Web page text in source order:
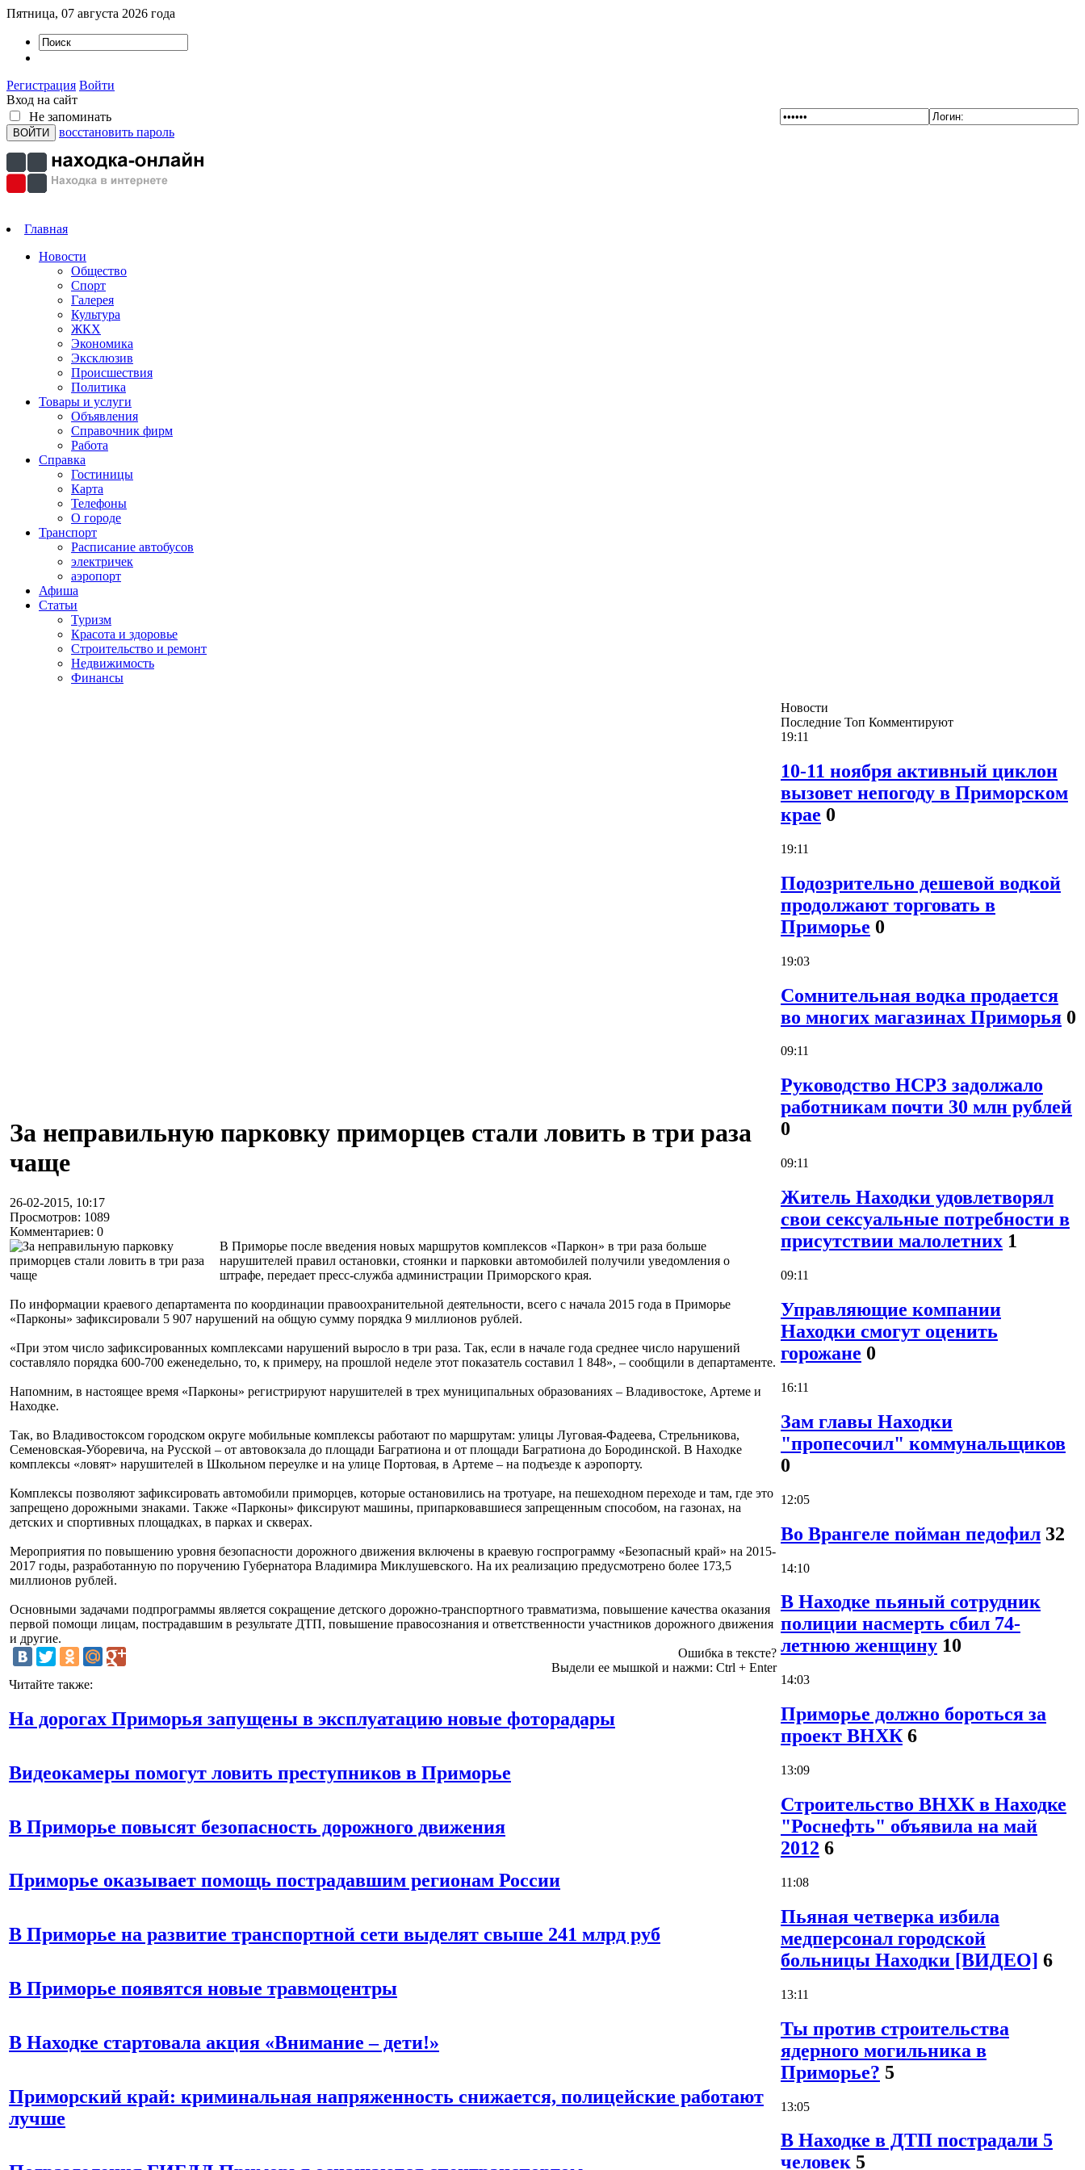
Пятница, 07 августа 2026 года
Регистрация Войти
Вход на сайт
Не запоминать
восстановить пароль
Главная
Новости
Общество
Спорт
Галерея
Культура
ЖКХ
Экономика
Эксклюзив
Проиcшествия
Политика
Товары и услуги
Объявления
Справочник фирм
Работа
Справка
Гостиницы
Карта
Телефоны
О городе
Транспорт
Расписание автобусов
электричек
аэропорт
Афиша
Статьи
Туризм
Красота и здоровье
Строительство и ремонт
Недвижимость
Финансы
За неправильную парковку приморцев стали ловить в три раза
чаще
26-02-2015, 10:17
Просмотров: 1089
Комментариев: 0
В Приморье после введения новых маршрутов комплексов «Паркон» в три раза больше
нарушителей правил остановки, стоянки и парковки автомобилей получили уведомления о
штрафе, передает пресс-служба администрации Приморского края.
По информации краевого департамента по координации правоохранительной деятельности, всего с начала 2015 года в Приморье
«Парконы» зафиксировали 5 907 нарушений на общую сумму порядка 9 миллионов рублей.
«При этом число зафиксированных комплексами нарушений выросло в три раза. Так, если в начале года среднее число нарушений
составляло порядка 600-700 еженедельно, то, к примеру, на прошлой неделе этот показатель составил 1 848», – сообщили в департаменте.
Напомним, в настоящее время «Парконы» регистрируют нарушителей в трех муниципальных образованиях – Владивостоке, Артеме и
Находке.
Так, во Владивостоксом городском округе мобильные комплексы работают по маршрутам: улицы Луговая-Фадеева, Стрельникова,
Семеновская-Уборевича, на Русской – от автовокзала до площади Багратиона и от площади Багратиона до Бородинской. В Находке
комплексы «ловят» нарушителей в Школьном переулке и на улице Портовая, в Артеме – на подъезде к аэропорту.
Комплексы позволяют зафиксировать автомобили приморцев, которые остановились на тротуаре, на пешеходном переходе и там, где это
запрещено дорожными знаками. Также «Парконы» фиксируют машины, припарковавшиеся запрещенным способом, на газонах, на
детских и спортивных площадках, в парках и скверах.
Мероприятия по повышению уровня безопасности дорожного движения включены в краевую госпрограмму «Безопасный край» на 2015-
2017 годы, разработанную по поручению Губернатора Владимира Миклушевского. На их реализацию предусмотрено более 173,5
миллионов рублей.
Основными задачами подпрограммы является сокращение детского дорожно-транспортного травматизма, повышение качества оказания
первой помощи лицам, пострадавшим в результате ДТП, повышение правосознания и ответственности участников дорожного движения
и другие.
Ошибка в тексте?
Выдели ее мышкой и нажми: Ctrl + Enter
Читайте также:
На дорогах Приморья запущены в эксплуатацию новые фоторадары
Видеокамеры помогут ловить преступников в Приморье
В Приморье повысят безопасность дорожного движения
Приморье оказывает помощь пострадавшим регионам России
В Приморье на развитие транспортной сети выделят свыше 241 млрд руб
В Приморье появятся новые травмоцентры
В Находке стартовала акция «Внимание – дети!»
Приморский край: криминальная напряженность снижается, полицейские работают
лучше
Новости
Последние Топ Комментируют
19:11
10-11 ноября активный циклон
вызовет непогоду в Приморском
крае 0
19:11
Подозрительно дешевой водкой
продолжают торговать в
Приморье 0
19:03
Сомнительная водка продается
во многих магазинах Приморья 0
09:11
Руководство НСРЗ задолжало
работникам почти 30 млн рублей
0
09:11
Житель Находки удовлетворял
свои сексуальные потребности в
присутствии малолетних 1
09:11
Управляющие компании
Находки смогут оценить
горожане 0
16:11
Зам главы Находки
"пропесочил" коммунальщиков
0
12:05
Во Врангеле пойман педофил 32
14:10
В Находке пьяный сотрудник
полиции насмерть сбил 74-
летнюю женщину 10
14:03
Приморье должно бороться за
проект ВНХК 6
13:09
Строительство ВНХК в Находке
"Роснефть" объявила на май
2012 6
11:08
Пьяная четверка избила
медперсонал городской
больницы Находки [ВИДЕО] 6
13:11
Ты против строительства
ядерного могильника в
Приморье? 5
13:05
В Находке в ДТП пострадали 5
человек 5